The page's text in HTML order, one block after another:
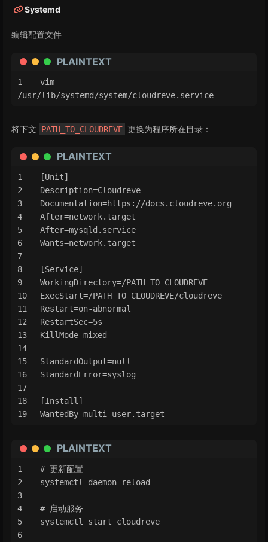
Systemd
编辑配置文件
PLAINTEXT
vim
/usr/lib/systemd/system/cloudreve.service
将下文 PATH_TO_CLOUDREVE 更换为程序所在目录：
PLAINTEXT
[Unit]
Description=Cloudreve
Documentation=https://docs.cloudreve.org
After=network.target
After=mysqld.service
Wants=network.target
[Service]
WorkingDirectory=/PATH_TO_CLOUDREVE
ExecStart=/PATH_TO_CLOUDREVE/cloudreve
Restart=on-abnormal
RestartSec=5s
KillMode=mixed
StandardOutput=null
StandardError=syslog
[Install]
WantedBy=multi-user.target
PLAINTEXT
# 更新配置
systemctl daemon-reload
# 启动服务
systemctl start cloudreve